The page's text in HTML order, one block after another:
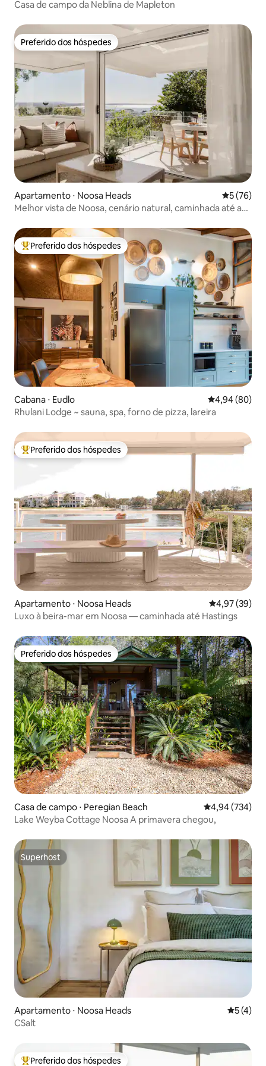
Casa de campo da Neblina de Mapleton
Preferido dos hóspedes
Preferido dos hóspedes
Apartamento ⋅ Noosa Heads 5 de uma
5 (76)
Melhor vista de Noosa, cenário natural, caminhada até a
Entre os melhores preferidos dos hóspedes
Preferido dos hóspedes
Cabana ⋅ Eudlo 4,94 de uma
4,94 (80)
Rhulani Lodge ~ sauna, spa, forno de pizza, lareira
Entre os melhores preferidos dos hóspedes
Preferido dos hóspedes
Apartamento ⋅ Noosa Heads 4,97 de uma
4,97 (39)
Luxo à beira-mar em Noosa — caminhada até Hastings
Preferido dos hóspedes
Preferido dos hóspedes
Casa de campo ⋅ Peregian Beach 4,94 de uma
4,94 (734)
Lake Weyba Cottage Noosa A primavera chegou,
Superhost
Superhost
Apartamento ⋅ Noosa Heads 5 de
5 (4)
CSalt
Preferido dos hóspedes